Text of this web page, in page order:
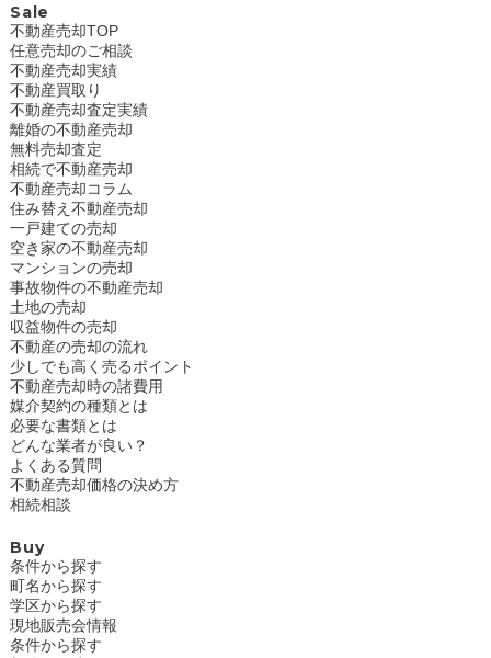
Sale
不動産売却TOP
任意売却のご相談
不動産売却実績
不動産買取り
不動産売却査定実績
離婚の不動産売却
無料売却査定
相続で不動産売却
不動産売却コラム
住み替え不動産売却
一戸建ての売却
空き家の不動産売却
マンションの売却
事故物件の不動産売却
土地の売却
収益物件の売却
不動産の売却の流れ
少しでも高く売るポイント
不動産売却時の諸費用
媒介契約の種類とは
必要な書類とは
どんな業者が良い？
よくある質問
不動産売却価格の決め方
相続相談
Buy
条件から探す
町名から探す
学区から探す
現地販売会情報
条件から探す